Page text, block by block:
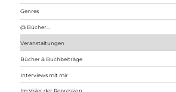
Genres
@ Bücher…
Veranstaltungen
Bücher & Buchbeiträge
Interviews mit mir